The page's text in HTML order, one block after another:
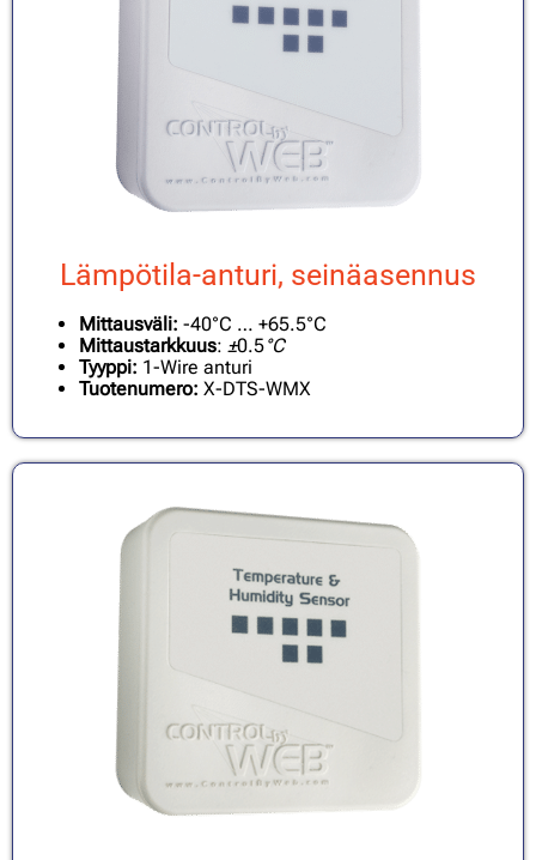
Lämpötila-anturi, seinäasennus
Mittausväli: -40°C … +65.5°C
Mittaustarkkuus: ±0.5°C
Tyyppi: 1-Wire anturi
Tuotenumero: X-DTS-WMX